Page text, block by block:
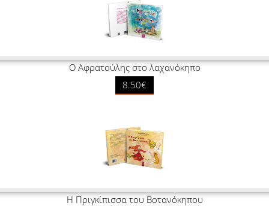
Ο Αφρατούλης στο λαχανόκηπο
8.50€
Η Πριγκίπισσα του Βοτανόκηπου